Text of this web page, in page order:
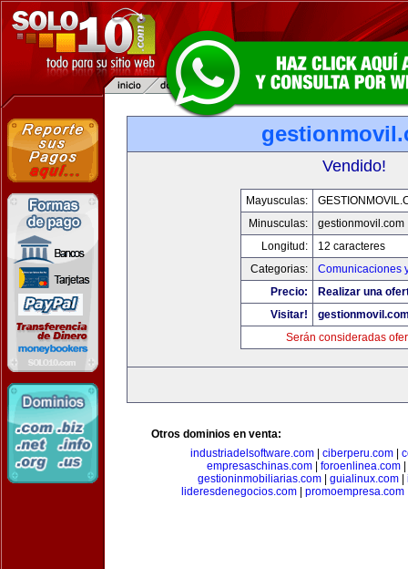
Vendido!
Mayusculas:
Minusculas:
gestionmovil.com
Longitud:
12 caracteres
Categorias:
Comunicaciones
Precio:
Realizar una
Visitar!
Serán consideradas
Otros dominios en venta:
industriadelsoftware.com| ciberperu.com|
empresaschinas.com| foroenlinea.com|
gestioninmobiliarias.com| guialinux.com|
lideresdenegocios.com
promoempresa.com